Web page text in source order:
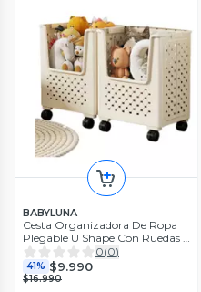
BABYLUNA
Cesta Organizadora De Ropa
Plegable U Shape Con Ruedas Y
Asas
0(0)
41% $9.990
$16.990